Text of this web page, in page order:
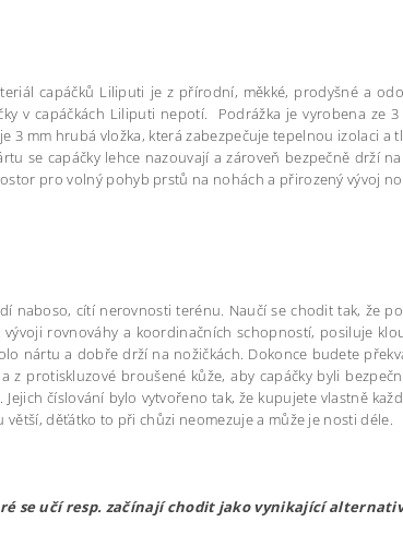
capáčků Liliputi je z přírodní, měkké, prodyšné a
v capáčkách Liliputi nepotí. Podrážka je vyrobena ze 3
mm hrubá vložka, která zabezpečuje tepelnou izolaci a
se capáčky lehce nazouvají a zároveň bezpečně drží
pro volný pohyb prstů na nohách a přirozený vývoj
naboso, cítí nerovnosti terénu. Naučí se chodit tak, že
rovnováhy a koordinačních schopností, posiluje
nártu a dobře drží na nožičkách. Dokonce budete
z protiskluzové broušené kůže, aby capáčky byli
číslování bylo vytvořeno tak, že kupujete vlastně
děťátko to při chůzi neomezuje a může je nosti déle.
se učí resp. začínají chodit jako vynikající